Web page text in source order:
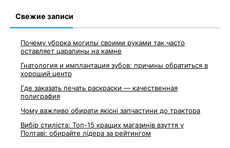
Свежие записи
Почему уборка могилы своими руками так часто
оставляет царапины на камне
Гнатология и имплантация зубов: причины обратиться в
хороший центр
Где заказать печать раскраски — качественная
полиграфия
Чому важливо обирати якісні запчастини до трактора
Вибір стиліста: Топ-15 кращих магазинів взуття у
Полтаві: обирайте лідера за рейтингом